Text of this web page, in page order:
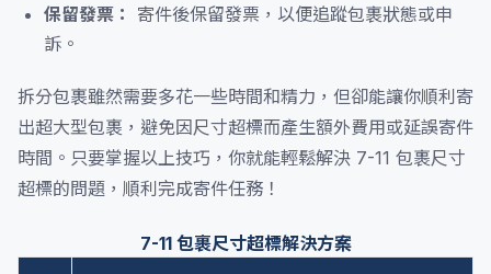
保留發票：
寄件後保留發票，以便追蹤包裹狀態或申
訴。
拆分包裹雖然需要多花一些時間和精力，但卻能讓你順利寄
出超大型包裹，避免因尺寸超標而產生額外費用或延誤寄件
時間。只要掌握以上技巧，你就能輕鬆解決 7-11 包裹尺寸
超標的問題，順利完成寄件任務！
7-11 包裹尺寸超標解決方案